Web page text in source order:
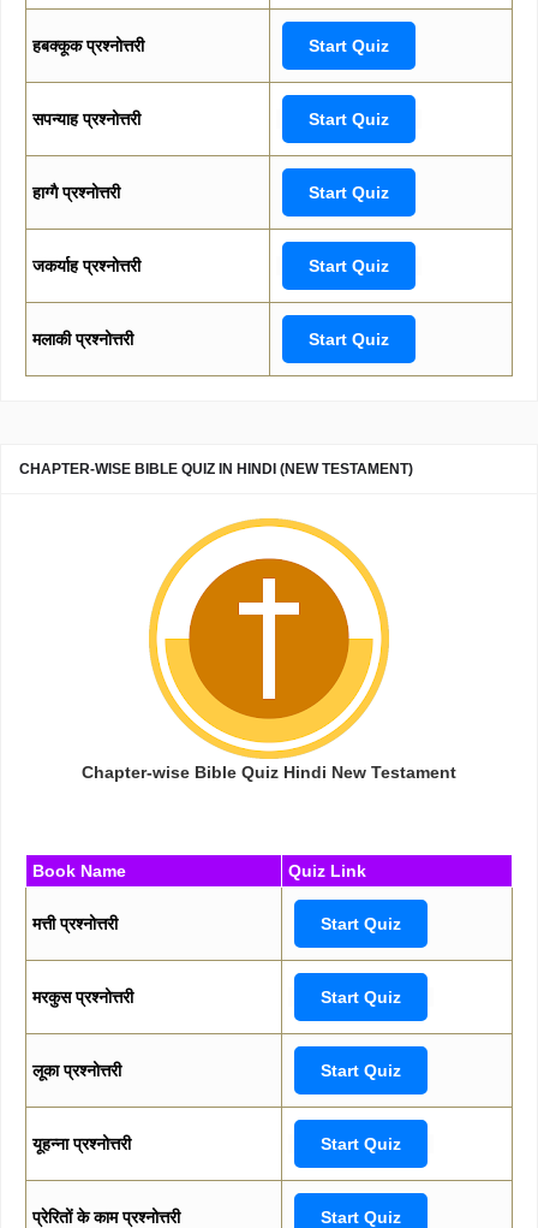
हबक्कूक प्रश्नोत्तरी Start Quiz
सपन्याह प्रश्नोत्तरी Start Quiz
हाग्गै प्रश्नोत्तरी Start Quiz
जकर्याह प्रश्नोत्तरी Start Quiz
मलाकी प्रश्नोत्तरी Start Quiz
CHAPTER-WISE BIBLE QUIZ IN HINDI (NEW TESTAMENT)
Chapter-wise Bible Quiz Hindi New Testament
Book Name Quiz Link
मत्ती प्रश्नोत्तरी Start Quiz
मरकुस प्रश्नोत्तरी Start Quiz
लूका प्रश्नोत्तरी Start Quiz
यूहन्ना प्रश्नोत्तरी Start Quiz
प्रेरितों के काम प्रश्नोत्तरी Start Quiz